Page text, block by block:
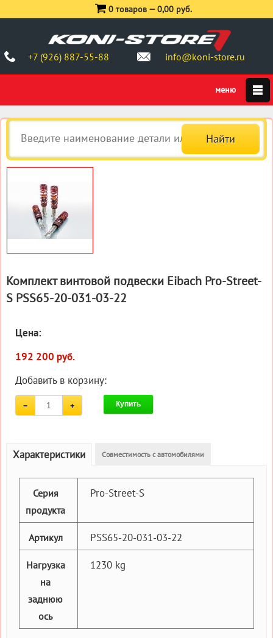
+7 (926) 887-55-88 info@koni-store.ru
0 товаров —0,00 руб.
Комплект винтовой подвески Eibach Pro-Street-
S PSS65-20-031-03-22
Цена:
192 200 руб.
Добавить в корзину:
Купить
Характеристики Совместимость с автомобилями
Серия
продукта
Pro-Street-S
Артикул PSS65-20-031-03-22
Нагрузка
на
заднюю
ось
1230 kg